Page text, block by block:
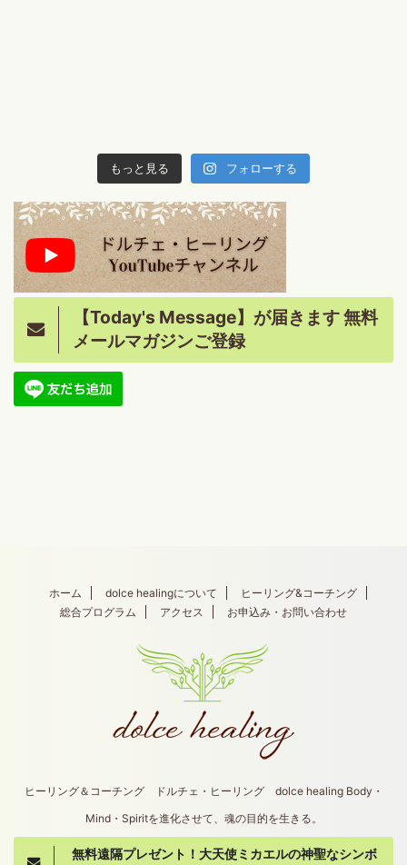
もっと見る フォローする
【Today's Message】が届きます 無料
メールマガジンご登録
ホーム dolce healingについて
ヒーリング&コーチング
総合プログラム
アクセス お申込み・お問い合わせ
ヒーリング＆コーチング ドルチェ・ヒーリング dolce healing Body・
Mind・Spiritを進化させて、魂の目的を生きる。
無料遠隔プレゼント！大天使ミカエルの神聖なシンボ
Copyright© dolce healing , 2026 All Rights